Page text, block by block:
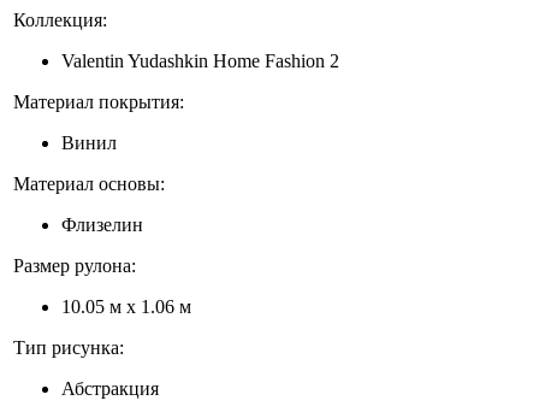
Коллекция:
Valentin Yudashkin Home Fashion 2
Материал покрытия:
Винил
Материал основы:
Флизелин
Размер рулона:
10.05 м x 1.06 м
Тип рисунка:
Абстракция